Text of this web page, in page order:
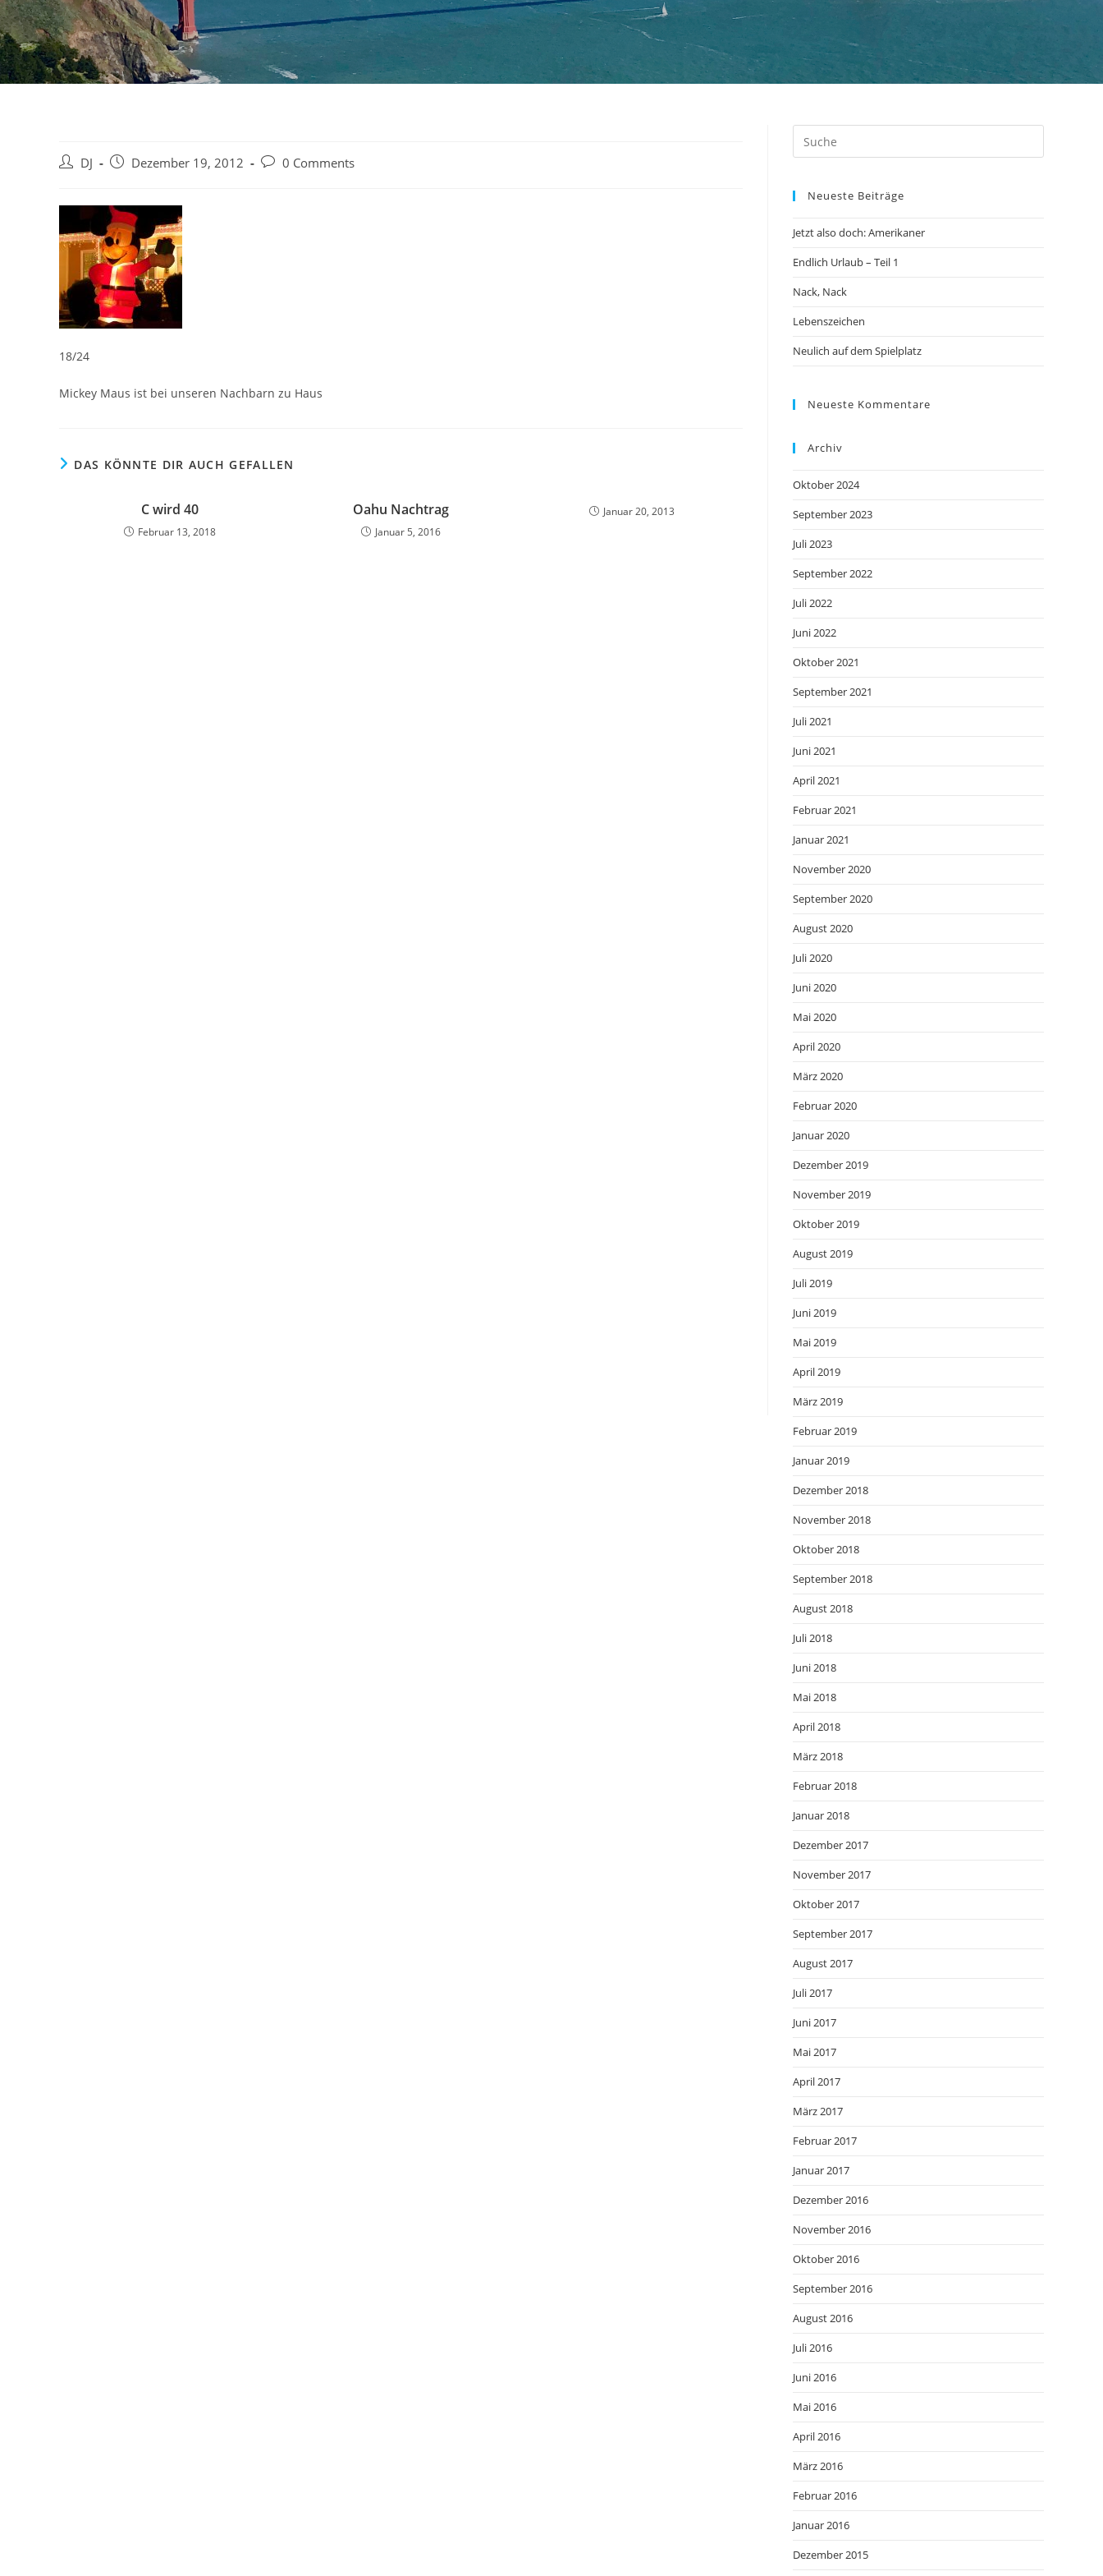
Beitrags-
DJ
BeitragDezember 19, 2012
Beitrags-
0 Comments
18/24
Mickey Maus ist bei unseren Nachbarn zu Haus
DAS KÖNNTE DIR AUCH GEFALLEN
C wird 40
Februar 13, 2018
Oahu Nachtrag
Januar 5, 2016
Januar 20, 2013
Neueste Beiträge
Jetzt also doch: Amerikaner
Endlich Urlaub – Teil 1
Nack, Nack
Lebenszeichen
Neulich auf dem Spielplatz
Neueste Kommentare
Archiv
Oktober 2024
September 2023
Juli 2023
September 2022
Juli 2022
Juni 2022
Oktober 2021
September 2021
Juli 2021
Juni 2021
April 2021
Februar 2021
Januar 2021
November 2020
September 2020
August 2020
Juli 2020
Juni 2020
Mai 2020
April 2020
März 2020
Februar 2020
Januar 2020
Dezember 2019
November 2019
Oktober 2019
August 2019
Juli 2019
Juni 2019
Mai 2019
April 2019
März 2019
Februar 2019
Januar 2019
Dezember 2018
November 2018
Oktober 2018
September 2018
August 2018
Juli 2018
Juni 2018
Mai 2018
April 2018
März 2018
Februar 2018
Januar 2018
Dezember 2017
November 2017
Oktober 2017
September 2017
August 2017
Juli 2017
Juni 2017
Mai 2017
April 2017
März 2017
Februar 2017
Januar 2017
Dezember 2016
November 2016
Oktober 2016
September 2016
August 2016
Juli 2016
Juni 2016
Mai 2016
April 2016
März 2016
Februar 2016
Januar 2016
Dezember 2015